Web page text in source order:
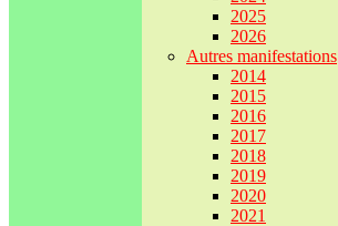
2025
2026
Autres manifestations
2014
2015
2016
2017
2018
2019
2020
2021